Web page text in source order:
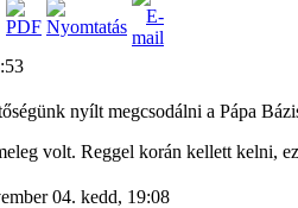
nyílt megcsodálni a Pápa
volt. Reggel korán kellett kelni,
04. kedd, 19:08